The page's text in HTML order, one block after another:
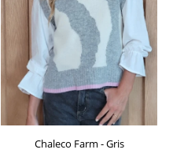
Chaleco Farm - Gris